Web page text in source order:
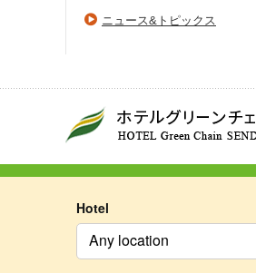
Hotel
Any location
ニュース&トピックス